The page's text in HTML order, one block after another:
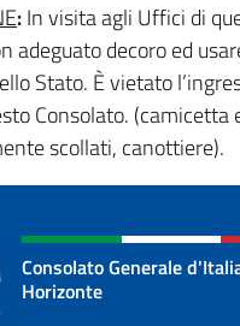
:In visita agli Uffici di
adeguato decoro ed
Stato. È vietato
Consolato.
scollati, canottiere).
Consolato Generale
Horizonte